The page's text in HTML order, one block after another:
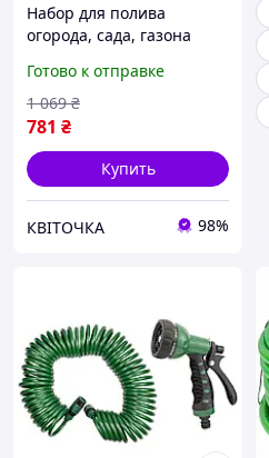
Набор для полива
огорода, сада, газона
пистолет распылитель 7-
ми режимный) ТМ GRAD
Готово к отправке
781 ₴
1 069 ₴
Купить
КВІТОЧКА 98%